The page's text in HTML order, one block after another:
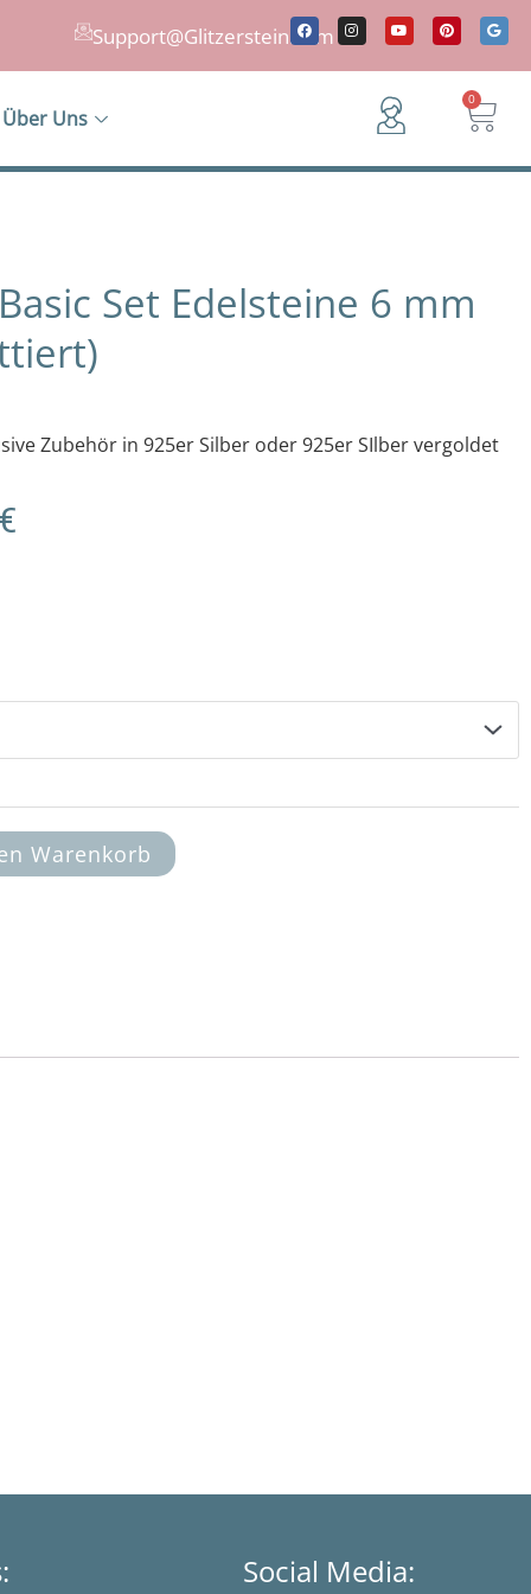
Support@Glitzerstein.com
F
a
c
b
I
n
s
a
Y
o
u
u
e
P
i
n
e
G
o
o
l
Über Uns
0
Set Edelsteine 6 mm
Zubehör in 925er Silber oder 925er SIlber vergoldet
€
Warenkorb
Social Media: